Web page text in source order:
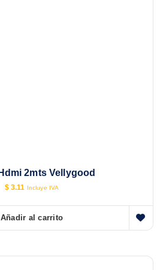
2mts Vellygood
$3.11 Incluye IVA
Añadir al carrito